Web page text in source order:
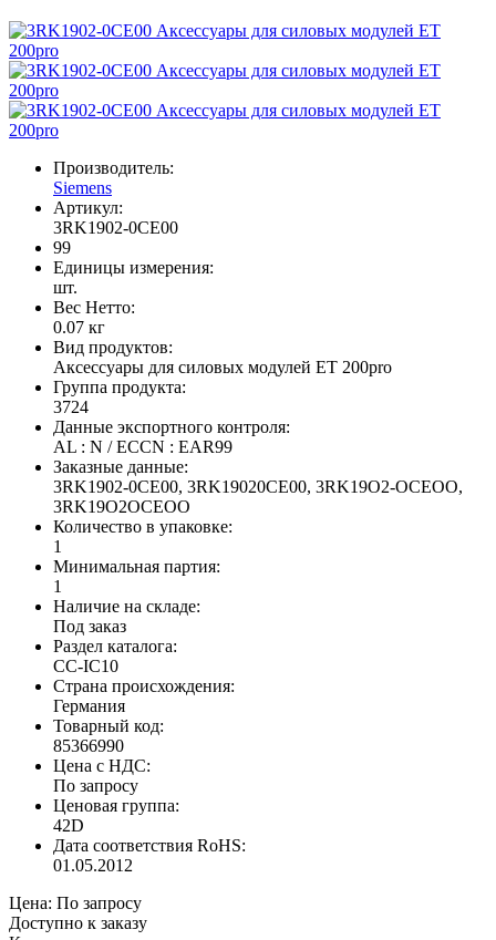
Производитель:
Siemens
Артикул:
3RK1902-0CE00
99
Единицы измерения:
шт.
Вес Нетто:
0.07 кг
Вид продуктов:
Аксессуары для силовых модулей ET 200pro
Группа продукта:
3724
Данные экспортного контроля:
AL : N / ECCN : EAR99
Заказные данные:
3RK1902-0CE00, 3RK19020CE00, 3RK19O2-OCEOO,
3RK19O2OCEOO
Количество в упаковке:
1
Минимальная партия:
1
Наличие на складе:
Под заказ
Раздел каталога:
CC-IC10
Страна происхождения:
Германия
Товарный код:
85366990
Цена с НДС:
По запросу
Ценовая группа:
42D
Дата соответствия RoHS:
01.05.2012
Цена: По запросу
Доступно к заказу